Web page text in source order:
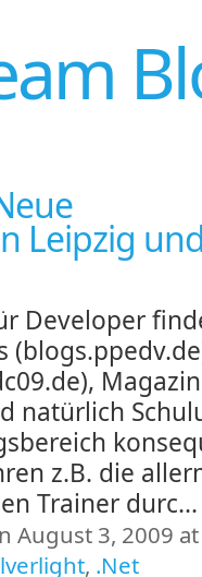
Leipzig
Developer
natürlich
z.B. die
Trainer
August 3, 2009
, .Net